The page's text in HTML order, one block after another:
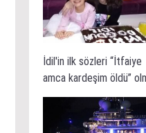
İdil'in ilk sözleri “İtfaiye
amca kardeşim öldü”